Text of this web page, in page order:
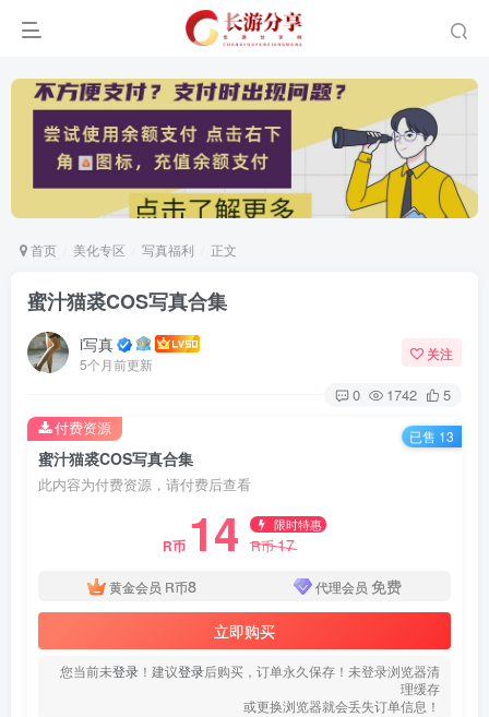
首页 美化专区 写真福利 正文
蜜汁猫裘COS写真合集
i写真
5个月前更新
关注
0 1742 5
蜜汁猫裘COS写真合集
此内容为付费资源，请付费后查看
R币 14 限时特惠
R币17
黄金会员 R币8 代理会员 免费
立即购买
您当前未登录 ！建议登录后购买，订单永久保存！未登录浏览器清
理缓存
或更换浏览器就会丢失订单信息！
付费资源 已售 13